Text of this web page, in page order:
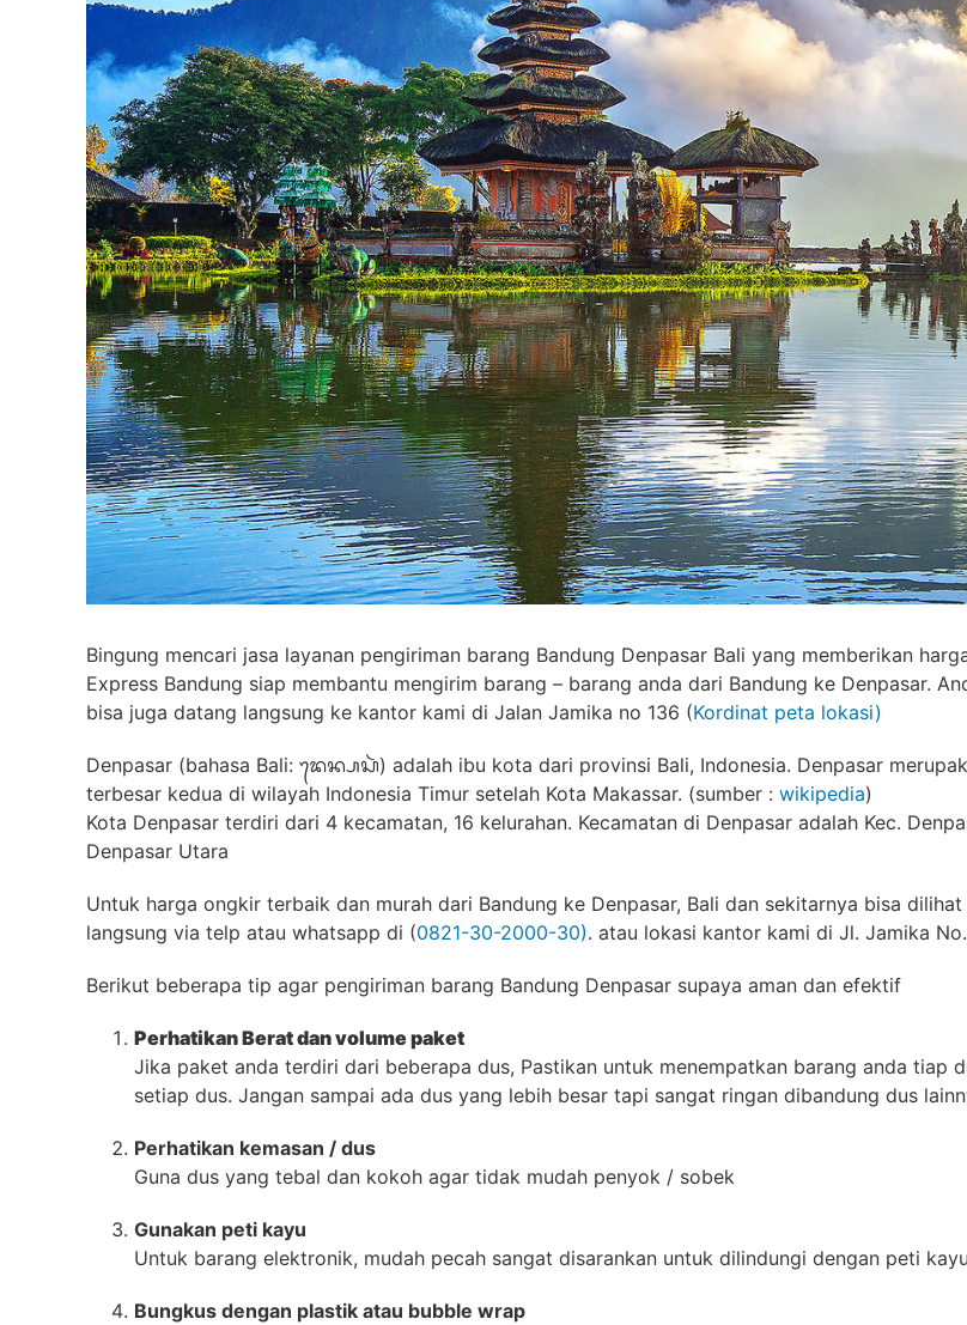
Bingung mencari jasa layanan pengiriman barang Bandung Denpasar Bali yang memberikan
Express Bandung siap membantu mengirim barang – barang anda dari Bandung ke Denpasar.
bisa juga datang langsung ke kantor kami di Jalan Jamika no 136 (Kordinat peta lokasi)
Denpasar (bahasa Bali: ᬤᬾᬦ᭄ᬧᬲᬃ) adalah ibu kota dari provinsi Bali, Indonesia. Denpasar
terbesar kedua di wilayah Indonesia Timur setelah Kota Makassar. (sumber : wikipedia)
Kota Denpasar terdiri dari 4 kecamatan, 16 kelurahan. Kecamatan di Denpasar adalah Kec.
Denpasar Utara
Untuk harga ongkir terbaik dan murah dari Bandung ke Denpasar, Bali dan sekitarnya bisa
langsung via telp atau whatsapp di (0821-30-2000-30). atau lokasi kantor kami di Jl. Jamika
Berikut beberapa tip agar pengiriman barang Bandung Denpasar supaya aman dan efektif
Perhatikan Berat dan volume paket
Jika paket anda terdiri dari beberapa dus, Pastikan untuk menempatkan barang anda tiap
setiap dus. Jangan sampai ada dus yang lebih besar tapi sangat ringan dibandung dus
Perhatikan kemasan / dus
Guna dus yang tebal dan kokoh agar tidak mudah penyok / sobek
Gunakan peti kayu
Untuk barang elektronik, mudah pecah sangat disarankan untuk dilindungi dengan peti
Bungkus dengan plastik atau bubble wrap